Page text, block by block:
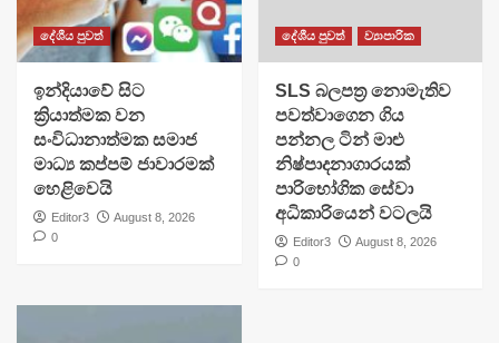
දේශීය පුවත්
​ඉන්දියාවේ සිට
ක්‍රියාත්මක වන
සංවිධානාත්මක සමාජ
මාධ්‍ය කප්පම් ජාවාරමක්
හෙළිවෙයි
Editor3
August 8, 2026
0
දේශීය පුවත් ව්‍යාපාරික
SLS බලපත්‍ර නොමැතිව
පවත්වාගෙන ගිය
පන්නල ටින් මාළු
නිෂ්පාදනාගාරයක්
පාරිභෝගික සේවා
අධිකාරියෙන් වටලයි
Editor3
August 8, 2026
0